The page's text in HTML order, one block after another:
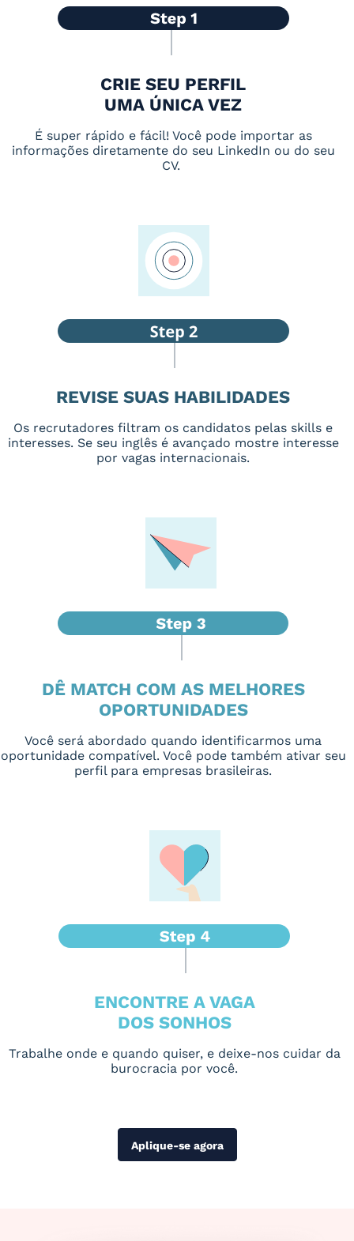
CRIE SEU PERFIL
UMA ÚNICA VEZ
É super rápido e fácil! Você pode importar as
informações diretamente do seu LinkedIn ou do seu
CV.
REVISE SUAS HABILIDADES
Os recrutadores filtram os candidatos pelas skills e
interesses. Se seu inglês é avançado mostre interesse
por vagas internacionais.
DÊ MATCH COM AS MELHORES
OPORTUNIDADES
Você será abordado quando identificarmos uma
oportunidade compatível. Você pode também ativar seu
perfil para empresas brasileiras.
ENCONTRE A VAGA
DOS SONHOS
Trabalhe onde e quando quiser, e deixe-nos cuidar da
burocracia por você.
Aplique-se agora